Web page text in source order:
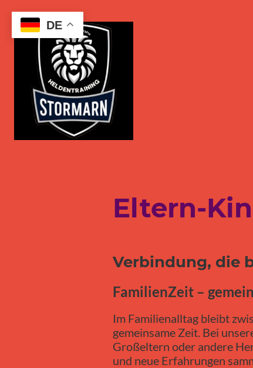
Eltern-
Verbindung, die
FamilienZeit –
Im Familienalltag bleibt
gemeinsame Zeit. Bei
Großeltern oder andere
und neue Erfahrungen
DE